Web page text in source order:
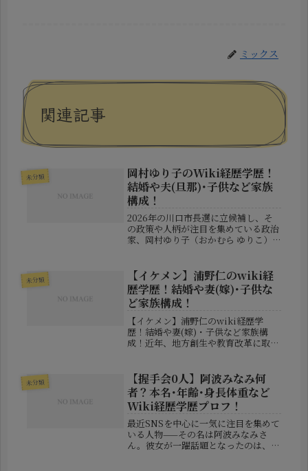
ミックス
関連記事
未分類
岡村ゆり子のWiki経歴学歴！
結婚や夫(旦那)･子供など家族
構成！
2026年の川口市長選に立候補し、そ
の政策や人柄が注目を集めている政治
家、岡村ゆり子（おかむら ゆりこ）
女は、"完全無所属"という立場で市政
刷新を掲げる存在です。本稿では、...
未分類
【イケメン】浦野仁のwiki経
歴学歴！結婚や妻(嫁)･子供な
ど家族構成！
【イケメン】浦野仁のwiki経歴学
歴！結婚や妻(嫁)・子供など家族構
成！近年、地方創生や教育改革に取り
生かして政治の世界へ挑戦しており、
その爽やかなルックスから「イケメン
候...
未分類
【握手会0人】阿波みなみ何
者？本名･年齢･身長体重など
Wiki経歴学歴プロフ！
最近SNSを中心に一気に注目を集めて
いる人物——その名は阿波みなみさ
ん。彼女が一躍話題となったのは、